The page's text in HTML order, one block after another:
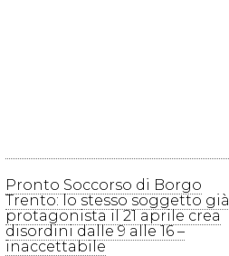
Pronto Soccorso di Borgo
Trento: lo stesso soggetto già
protagonista il 21 aprile crea
disordini dalle 9 alle 16 –
inaccettabile